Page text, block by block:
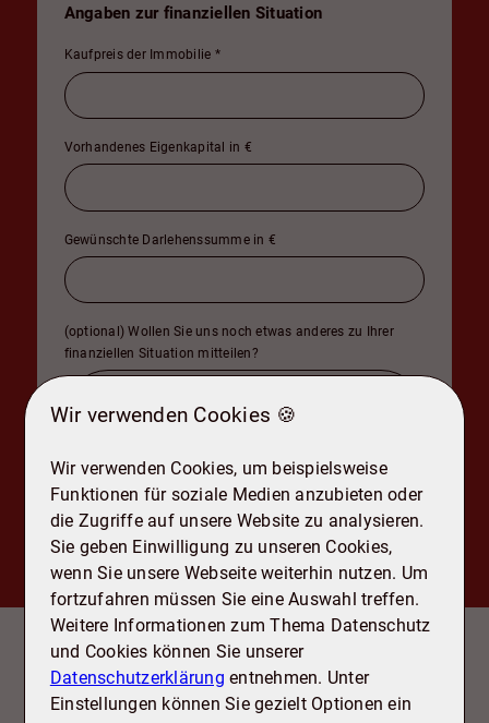
Angaben zur finanziellen Situation
Kaufpreis der Immobilie *
Vorhandenes Eigenkapital in €
Gewünschte Darlehenssumme in €
(optional) Wollen Sie uns noch etwas anderes zu Ihrer
finanziellen Situation mitteilen?
Ausstattung
- Barrierefreie Wohnungen/Gemeinschaftsraum
- Vinyl-Bodenbeläge und Fliesen teilweise wählbar
- Erdgeschosswohnungen mit Großer Terrasse und
Wir verwenden Cookies 🍪
Wir verwenden Cookies, um beispielsweise
Funktionen für soziale Medien anzubieten oder
die Zugriffe auf unsere Website zu analysieren.
Sie geben Einwilligung zu unseren Cookies,
wenn Sie unsere Webseite weiterhin nutzen. Um
fortzufahren müssen Sie eine Auswahl treffen.
Weitere Informationen zum Thema Datenschutz
und Cookies können Sie unserer
Datenschutzerklärung entnehmen. Unter
Einstellungen können Sie gezielt Optionen ein